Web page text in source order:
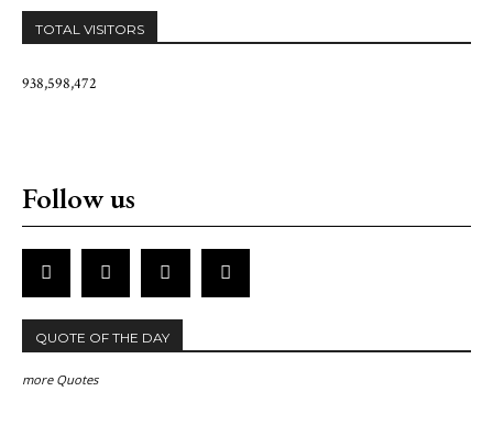
TOTAL VISITORS
938,598,472
Follow us
QUOTE OF THE DAY
more Quotes